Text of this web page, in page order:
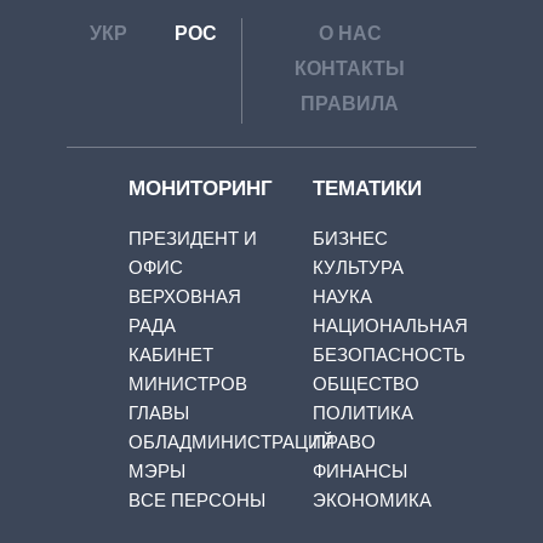
УКР РОС
О НАС
КОНТАКТЫ
ПРАВИЛА
МОНИТОРИНГ
ПРЕЗИДЕНТ И
ОФИС
ВЕРХОВНАЯ
РАДА
КАБИНЕТ
МИНИСТРОВ
ГЛАВЫ
ОБЛАДМИНИСТРАЦИЙ
МЭРЫ
ВСЕ ПЕРСОНЫ
ТЕМАТИКИ
БИЗНЕС
КУЛЬТУРА
НАУКА
НАЦИОНАЛЬНАЯ
БЕЗОПАСНОСТЬ
ОБЩЕСТВО
ПОЛИТИКА
ПРАВО
ФИНАНСЫ
ЭКОНОМИКА